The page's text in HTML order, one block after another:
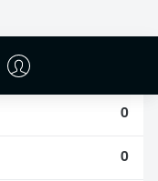
0
0